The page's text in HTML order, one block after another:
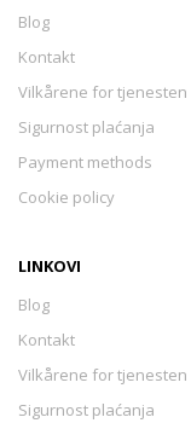
Blog
Kontakt
Vilkårene for tjenesten
Sigurnost plaćanja
Payment methods
Cookie policy
LINKOVI
Blog
Kontakt
Vilkårene for tjenesten
Sigurnost plaćanja